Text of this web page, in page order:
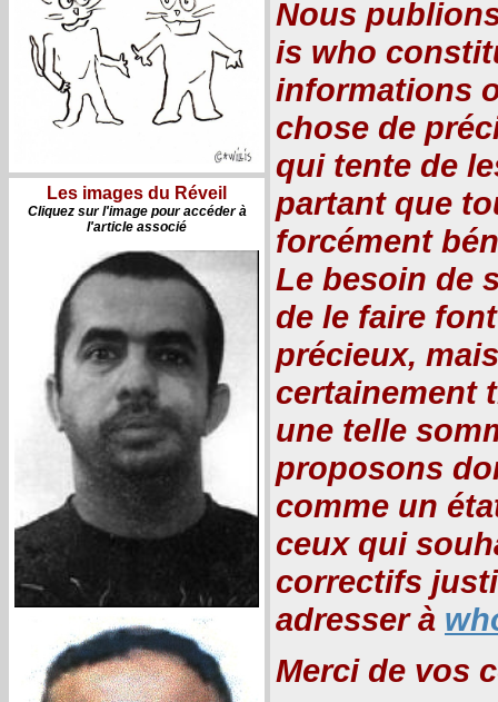
Les images du Réveil
Cliquez sur l'image pour accéder à
l'article associé
Nous
is who
informations
chose de
qui tente de
partant que
forcément
Le besoin de
de le faire
précieux,
certainement
une telle
proposons
comme un
ceux qui
correctifs
adresser à
Merci de vos